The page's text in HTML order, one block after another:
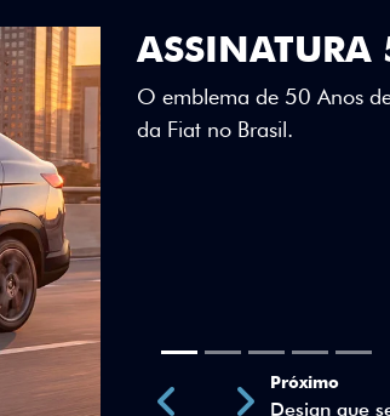
DESIGN QUE
Teto bicolor, adesivos
uma identidade visual